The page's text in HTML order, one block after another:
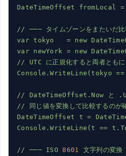
DateTimeOffset
fromLocal =
// ─── タイムゾーンをまたいだ
var tokyo = new
var
newYork = new
//
UTC に正規化すると両者ともに
Console.WriteLine(tokyo
==
// DateTimeOffset.Now と
//
同じ値を変換して比較するのが
DateTimeOffset
t =
Console.WriteLine(t
==
// ─── ISO 8601 文字列の変換